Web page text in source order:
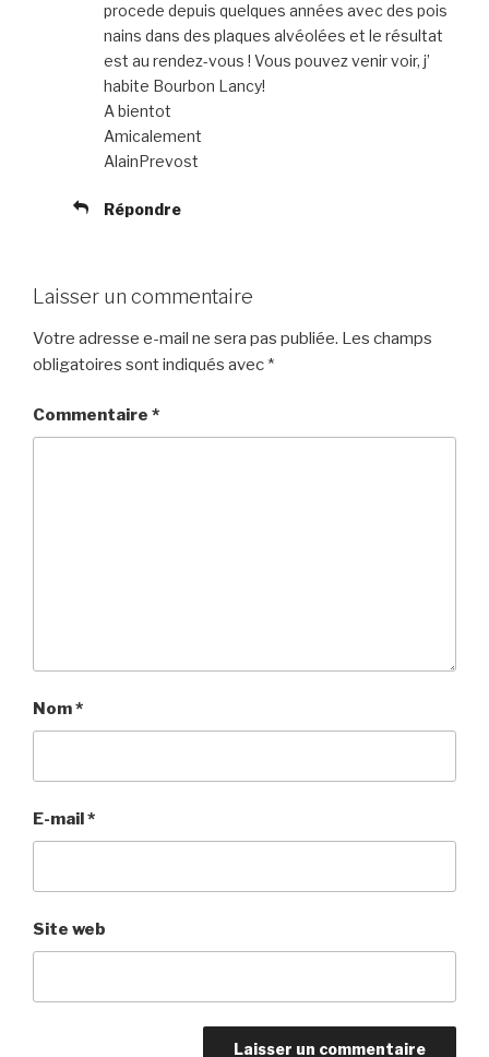
procede depuis quelques années avec des pois
nains dans des plaques alvéolées et le résultat
est au rendez-vous ! Vous pouvez venir voir, j’
habite Bourbon Lancy!
A bientot
Amicalement
AlainPrevost
Répondre
Laisser un commentaire
Votre adresse e-mail ne sera pas publiée. Les champs
obligatoires sont indiqués avec *
Commentaire *
Nom*
E-mail*
Site web